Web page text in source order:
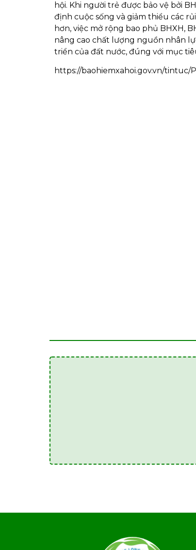
hội. Khi người trẻ được bảo vệ bởi
định cuộc sống và giảm thiểu các
hơn, việc mở rộng bao phủ BHXH,
nâng cao chất lượng nguồn nhân
triển của đất nước, đúng với mục
https://baohiemxahoi.gov.vn/tintuc/